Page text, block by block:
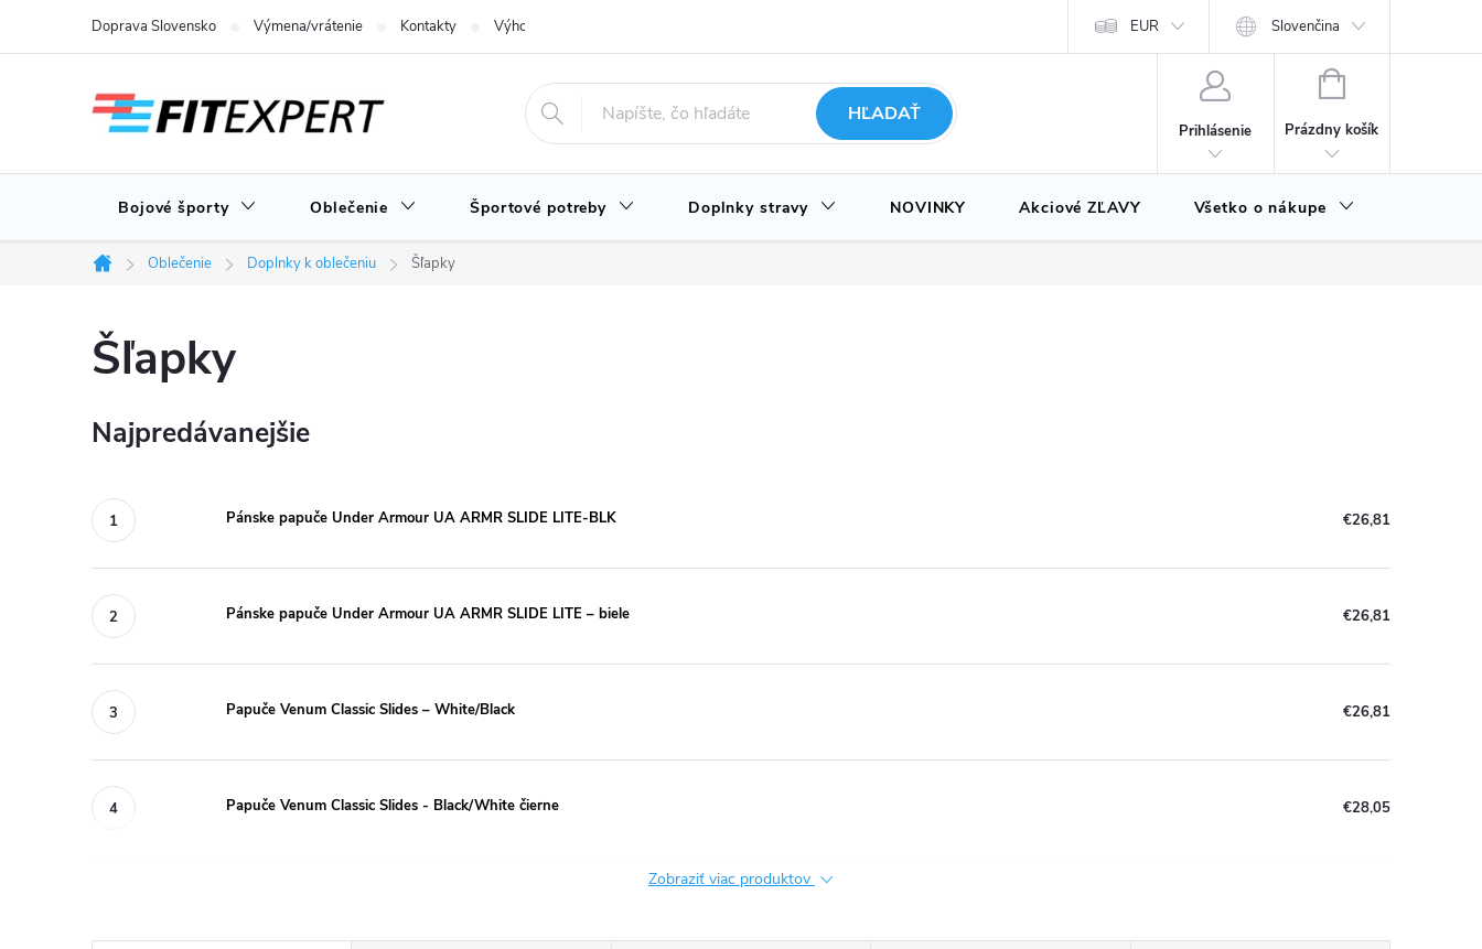
Doprava Slovensko Výmena/vrátenie Kontakty Výhody nákupu u nás EUR Slovenčina
HĽADAŤ
Prihlásenie
NÁKUPNÝ
Prázdny košík
Bojové športy Oblečenie Športové potreby Doplnky stravy NOVINKY Akciové ZĽAVY Všetko o nákupe
Domov
Oblečenie Doplnky k oblečeniu Šľapky
Šľapky
Najpredávanejšie
Pánske papuče Under Armour UA ARMR SLIDE LITE-BLK €26,81
Pánske papuče Under Armour UA ARMR SLIDE LITE – biele €26,81
Papuče Venum Classic Slides – White/Black €26,81
Papuče Venum Classic Slides - Black/White čierne €28,05
Zobraziť viac produktov